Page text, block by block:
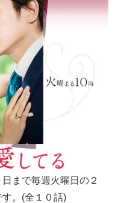
まで毎週火曜日の２
。(全１０話)